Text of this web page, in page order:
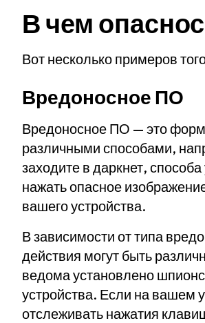
В чем
Вот несколько примеров
Вредоносное ПО
Вредоносное ПО — это
различными способами,
заходите в даркнет,
нажать опасное
вашего устройства.
В зависимости от типа
действия могут быть
ведома установлено
устройства. Если на вашем
отслеживать нажатия